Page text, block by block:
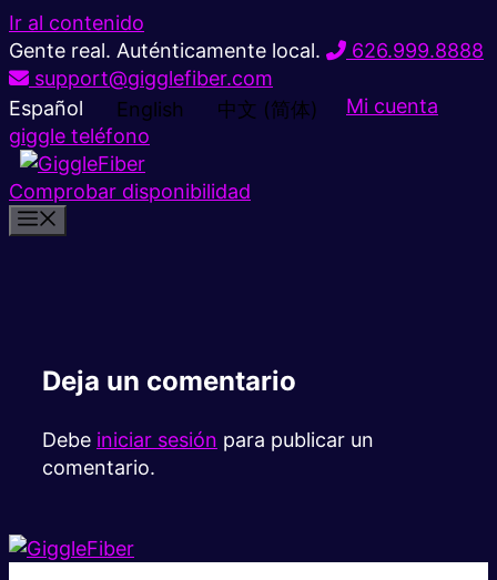
Ir al contenido
Gente real. Auténticamente local.
626.999.8888
support@gigglefiber.com
Español
English 中文 (简体)
Mi cuenta
giggle teléfono
Comprobar disponibilidad
Deja un comentario
Debe iniciar sesión para publicar un
comentario.